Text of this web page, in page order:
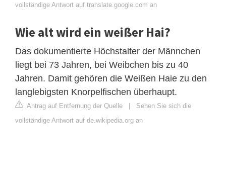
vollständige Antwort auf translate.google.com an
Wie alt wird ein weißer Hai?
Das dokumentierte Höchstalter der Männchen
liegt bei 73 Jahren, bei Weibchen bis zu 40
Jahren. Damit gehören die Weißen Haie zu den
langlebigsten Knorpelfischen überhaupt.
Antrag auf Entfernung der Quelle | Sehen Sie sich die
vollständige Antwort auf de.wikipedia.org an